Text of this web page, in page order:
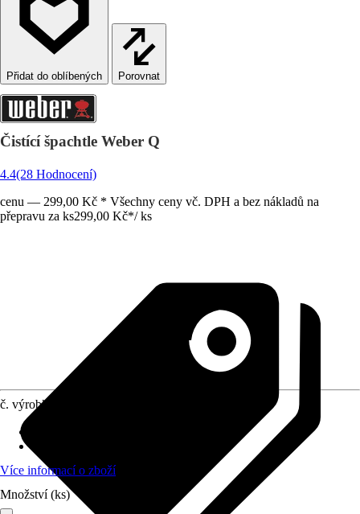
Porovnat
Čistící špachtle Weber Q
4.4(28 Hodnocení)
cenu — 299,00 Kč * Všechny ceny vč. DPH a bez nákladů na
přepravu za ks299,00 Kč*/ ks
č. výrobku
Více informací o zboží
Množství (ks)